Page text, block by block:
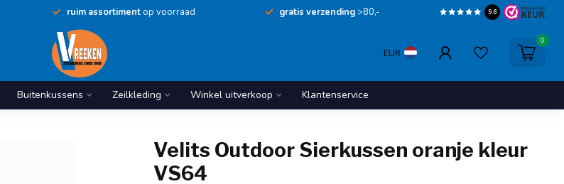
ruim assortimentop voorraad gratis verzending>80,- 9.6
EUR
0
Buitenkussens Zeilkleding Winkel uitverkoop Klantenservice
Velits Outdoor Sierkussen oranje kleur
VS64